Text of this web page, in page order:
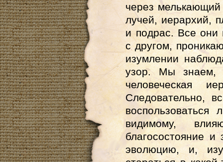
через мелькающий
лучей, иерархий,
и подрас. Все они
с другом,
изумлении
узор. Мы знаем,
человеческая
Следовательно,
видимому,
благосостояние
эволюцию, и,